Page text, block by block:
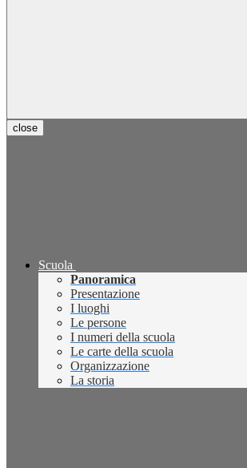
close
Scuola
Panoramica
Presentazione
I luoghi
Le persone
I numeri della scuola
Le carte della scuola
Organizzazione
La storia